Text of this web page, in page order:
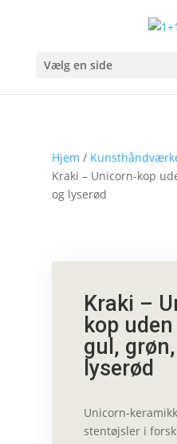
Vælg en side
Hjem /
Kraki – Unicorn-kop
og lyserød
Kraki –
kop
gul,
lyserød
Unicorn-
stentøjsler i